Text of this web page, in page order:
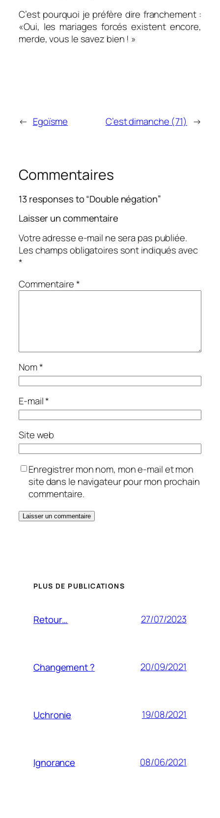
C’est pourquoi je préfère dire franchement :
«Oui, les mariages forcés existent encore,
merde, vous le savez bien ! »
← Egoïsme C’est dimanche (71) →
Commentaires
13 responses to “Double négation”
Laisser un commentaire
Votre adresse e-mail ne sera pas publiée.
Les champs obligatoires sont indiqués avec
*
Commentaire*
Nom*
E-mail*
Site web
Enregistrer mon nom, mon e-mail et mon
site dans le navigateur pour mon prochain
commentaire.
PLUS DE PUBLICATIONS
Retour… 27/07/2023
Changement ? 20/09/2021
Uchronie 19/08/2021
Ignorance 08/06/2021